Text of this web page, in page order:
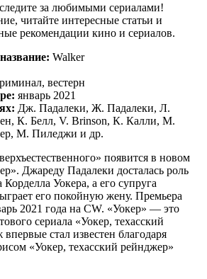
за любимыми сериалами!
читайте интересные статьи и
рекомендации кино и сериалов.
Walker
вестерн
январь 2021
Дж. Падалеки, Ж. Падалеки, Л.
К. Белл, V. Brinson, К. Калли, М.
М. Пиледжи и др.
появится в новом
Джареду Падалеки досталась роль
Корделла Уокера, а его супруга
его покойную жену. Премьера
2021 года на CW. «Уокер» — это
сериала «Уокер, техасский
стал известен благодаря
«Уокер, техасский рейнджер»